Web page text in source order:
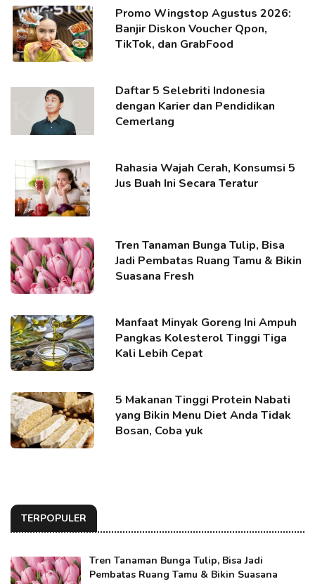
Promo Wingstop Agustus 2026:
Banjir Diskon Voucher Qpon,
TikTok, dan GrabFood
Daftar 5 Selebriti Indonesia
dengan Karier dan Pendidikan
Cemerlang
Rahasia Wajah Cerah, Konsumsi 5
Jus Buah Ini Secara Teratur
Tren Tanaman Bunga Tulip, Bisa
Jadi Pembatas Ruang Tamu & Bikin
Suasana Fresh
Manfaat Minyak Goreng Ini Ampuh
Pangkas Kolesterol Tinggi Tiga
Kali Lebih Cepat
5 Makanan Tinggi Protein Nabati
yang Bikin Menu Diet Anda Tidak
Bosan, Coba yuk
TERPOPULER
Tren Tanaman Bunga Tulip, Bisa Jadi
Pembatas Ruang Tamu & Bikin Suasana